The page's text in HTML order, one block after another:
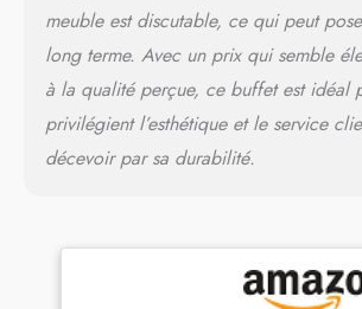
!
meuble est discutable, ce qui peut
long terme. Avec un prix qui semble
à la qualité perçue, ce buffet est idéal
privilégient l’esthétique et le service
décevoir par sa durabilité.